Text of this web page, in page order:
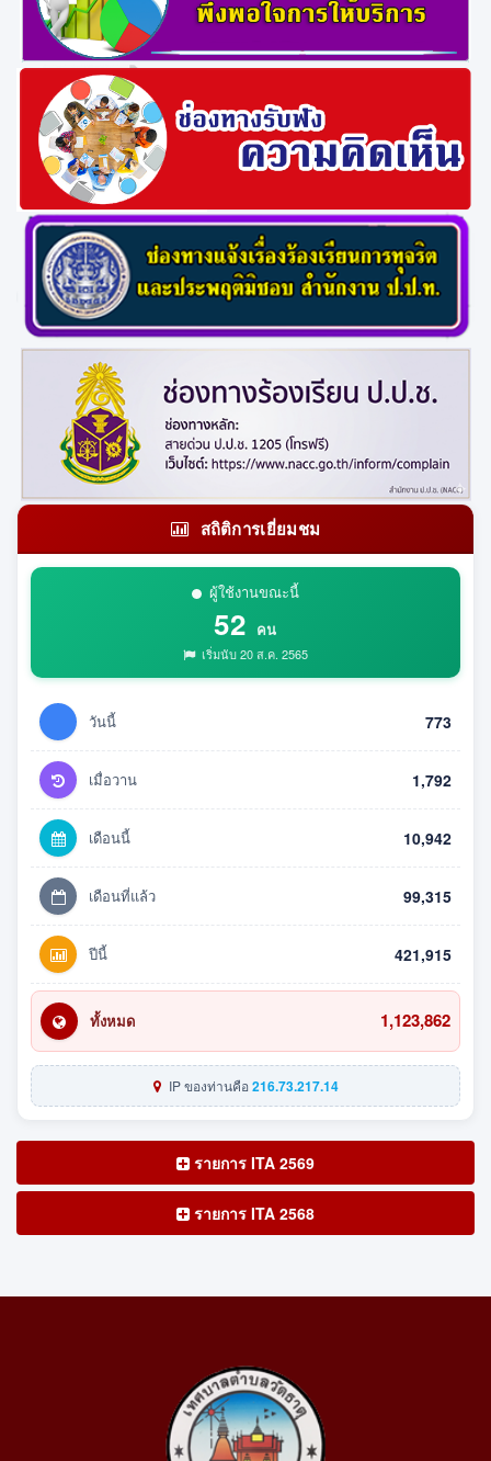
สถิติการเยี่ยมชม
ผู้ใช้งานขณะนี้
52 คน
เริ่มนับ 20 ส.ค. 2565
วันนี้ 773
เมื่อวาน 1,792
เดือนนี้ 10,942
เดือนที่แล้ว 99,315
ปีนี้ 421,915
ทั้งหมด 1,123,862
IP ของท่านคือ216.73.217.14
รายการ ITA 2569
รายการ ITA 2568